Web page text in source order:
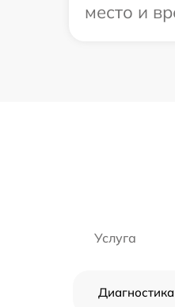
место и
Услуга